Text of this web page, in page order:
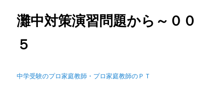
灘中対策演習問題から～００
５
中学受験のプロ家庭教師・プロ家庭教師のＰＴ